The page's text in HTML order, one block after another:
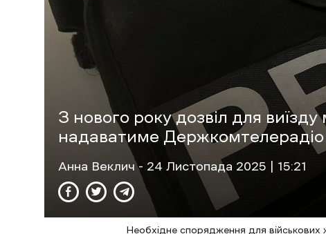
З нового року дозвіл для
надаватиме Держкомтелерадіо
Анна Веклич- 24 Листопада 2025 | 15:21
Необхідне спорядження для військових